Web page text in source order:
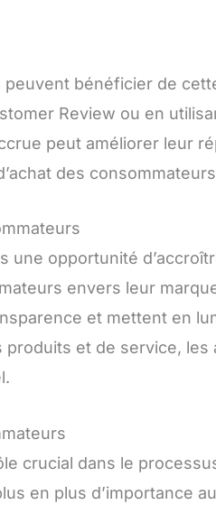
bénéficier de
Review ou en
peut améliorer leur
des
opportunité
envers leur
et mettent en
et de service, les
crucial dans le
en plus d’importance